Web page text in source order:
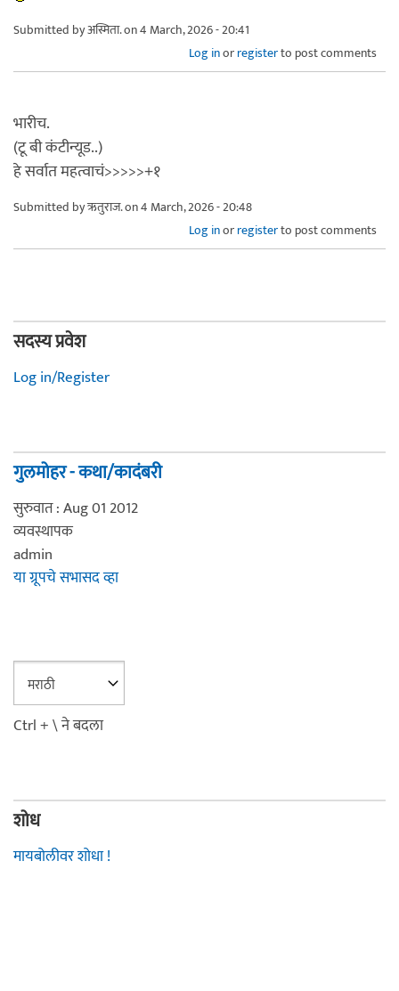
Submitted byअस्मिता.on 4 March, 2026 - 20:41
Log inorregisterto post comments
भारीच.
(टू बी कंटीन्यूड..)
हे सर्वात महत्वाचं>>>>>+१
Submitted byऋतुराज.on 4 March, 2026 - 20:48
Log inorregisterto post comments
सदस्य प्रवेश
Log in/Register
गुलमोहर - कथा/कादंबरी
सुरुवात : Aug 01 2012
व्यवस्थापक
admin
या ग्रूपचे सभासद व्हा
Ctrl + \ ने बदला
शोध
मायबोलीवर शोधा !